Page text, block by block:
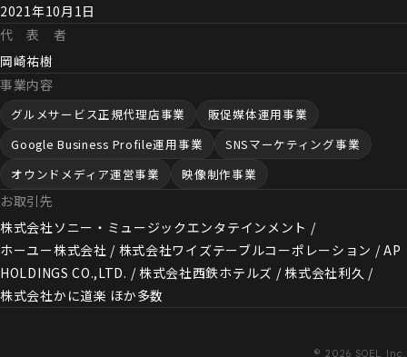
2021年10月1日
代 表 者
岡崎祐樹
事業内容
グルメサービス正規代理店事業
販促媒体運用事業
Google Business Profile運用事業
SNSマーケティング事業
オウンドメディア運営事業
映像制作事業
お取引先
株式会社ソニー・ミュージックエンタテインメント /
ホーユー株式会社 / 株式会社ワイズテーブルコーポレーション / AP
HOLDINGS CO.,LTD. / 株式会社西鉄ホテルズ / 株式会社利久 /
株式会社かに​道楽 ほか​多数
© 2026 SOEL Inc.